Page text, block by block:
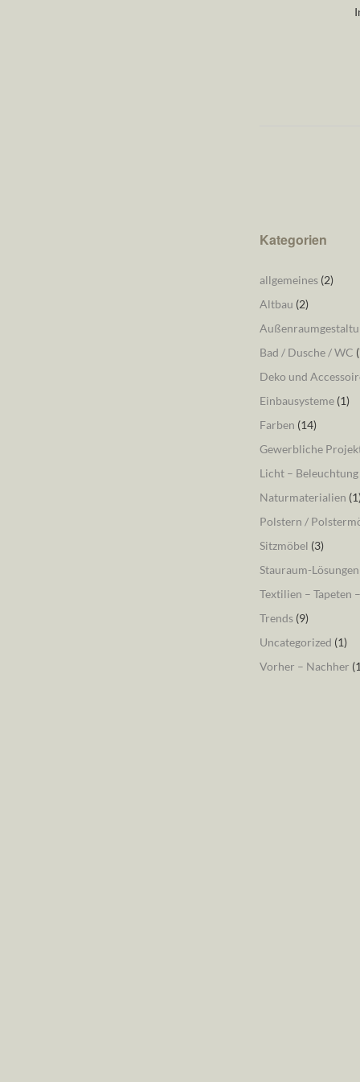
Kategorien
allgemeines(2)
Altbau (2)
Bad / Dusche / WC
Deko und
Einbausysteme(1)
Farben (14)
Gewerbliche
Licht – Beleuchtung
Naturmaterialien
Polstern /
Sitzmöbel (3)
Stauraum-Lösungen
Textilien – Tapeten
Trends(9)
Uncategorized (1)
Vorher – Nachher